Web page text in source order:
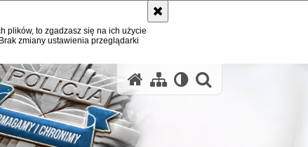
plików, to zgadzasz się na ich użycie
zmiany ustawienia przeglądarki